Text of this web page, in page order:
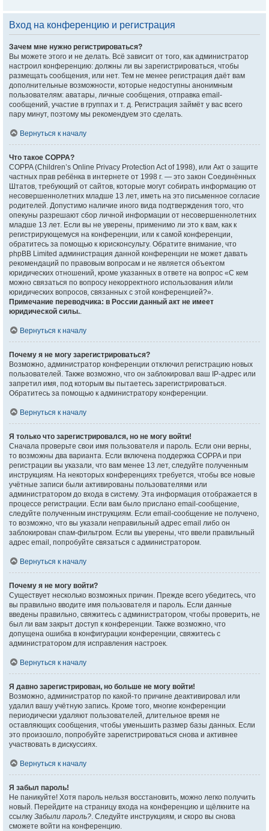
Вход на конференцию и регистрация
Зачем мне нужно регистрироваться?
Вы можете этого и не делать. Всё зависит от того, как администратор
настроил конференцию: должны ли вы зарегистрироваться, чтобы
размещать сообщения, или нет. Тем не менее регистрация даёт вам
дополнительные возможности, которые недоступны анонимным
пользователям: аватары, личные сообщения, отправка email-
сообщений, участие в группах и т. д. Регистрация займёт у вас всего
пару минут, поэтому мы рекомендуем это сделать.
Вернуться к началу
Что такое COPPA?
COPPA (Children’s Online Privacy Protection Act of 1998), или Акт о защите
частных прав ребёнка в интернете от 1998 г. — это закон Соединённых
Штатов, требующий от сайтов, которые могут собирать информацию от
несовершеннолетних младше 13 лет, иметь на это письменное согласие
родителей. Допустимо наличие иного вида подтверждения того, что
опекуны разрешают сбор личной информации от несовершеннолетних
младше 13 лет. Если вы не уверены, применимо ли это к вам, как к
регистрирующемуся на конференции, или к самой конференции,
обратитесь за помощью к юрисконсульту. Обратите внимание, что
phpBB Limited администрация данной конференции не может давать
рекомендаций по правовым вопросам и не является объектом
юридических отношений, кроме указанных в ответе на вопрос «С кем
можно связаться по вопросу некорректного использования и/или
юридических вопросов, связанных с этой конференцией?».
Примечание переводчика: в России данный акт не имеет
юридической силы..
Вернуться к началу
Почему я не могу зарегистрироваться?
Возможно, администратор конференции отключил регистрацию новых
пользователей. Также возможно, что он заблокировал ваш IP-адрес или
запретил имя, под которым вы пытаетесь зарегистрироваться.
Обратитесь за помощью к администратору конференции.
Вернуться к началу
Я только что зарегистрировался, но не могу войти!
Сначала проверьте свои имя пользователя и пароль. Если они верны,
то возможны два варианта. Если включена поддержка COPPA и при
регистрации вы указали, что вам менее 13 лет, следуйте полученным
инструкциям. На некоторых конференциях требуется, чтобы все новые
учётные записи были активированы пользователями или
администратором до входа в систему. Эта информация отображается в
процессе регистрации. Если вам было прислано email-сообщение,
следуйте полученным инструкциям. Если email-сообщение не получено,
то возможно, что вы указали неправильный адрес email либо он
заблокирован спам-фильтром. Если вы уверены, что ввели правильный
адрес email, попробуйте связаться с администратором.
Вернуться к началу
Почему я не могу войти?
Существует несколько возможных причин. Прежде всего убедитесь, что
вы правильно вводите имя пользователя и пароль. Если данные
введены правильно, свяжитесь с администратором, чтобы проверить, не
был ли вам закрыт доступ к конференции. Также возможно, что
допущена ошибка в конфигурации конференции, свяжитесь с
администратором для исправления настроек.
Вернуться к началу
Я давно зарегистрирован, но больше не могу войти!
Возможно, администратор по какой-то причине деактивировал или
удалил вашу учётную запись. Кроме того, многие конференции
периодически удаляют пользователей, длительное время не
оставляющих сообщения, чтобы уменьшить размер базы данных. Если
это произошло, попробуйте зарегистрироваться снова и активнее
участвовать в дискуссиях.
Вернуться к началу
Я забыл пароль!
Не паникуйте! Хотя пароль нельзя восстановить, можно легко получить
новый. Перейдите на страницу входа на конференцию и щёлкните на
ссылку Забыли пароль?. Следуйте инструкциям, и скоро вы снова
сможете войти на конференцию.